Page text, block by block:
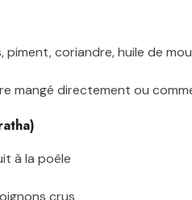
piment, coriandre, huile de
mangé directement ou
à la poêle